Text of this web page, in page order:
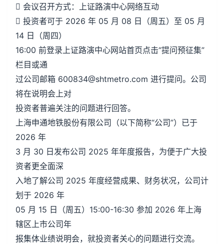
 会议召开方式：上证路演中心网络互动
 投资者可于 2026 年 05 月 08 日（周五）至 05 月
14 日（周四）
16:00 前登录上证路演中心网站首页点击“提问预征集”
栏目或通
过公司邮箱 600834@shtmetro.com 进行提问。公司
将在说明会上对
投资者普遍关注的问题进行回答。
上海申通地铁股份有限公司（以下简称“公司”）已于
2026 年
3 月 30 日发布公司 2025 年年度报告，为便于广大投
资者更全面深
入地了解公司 2025 年度经营成果、财务状况，公司计
划于 2026 年
05 月 15 日（周五）15:00-16:30 参加 2026 年上海
辖区上市公司年
报集体业绩说明会，就投资者关心的问题进行交流。